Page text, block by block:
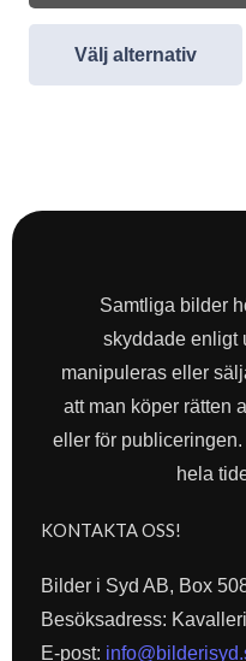
Välj alternativ
Samtliga bilder
skyddade enligt
manipuleras eller
att man köper rätten
eller för
hela
KONTAKTA OSS!
Bilder i Syd AB, Box
Besöksadress:
E-post: